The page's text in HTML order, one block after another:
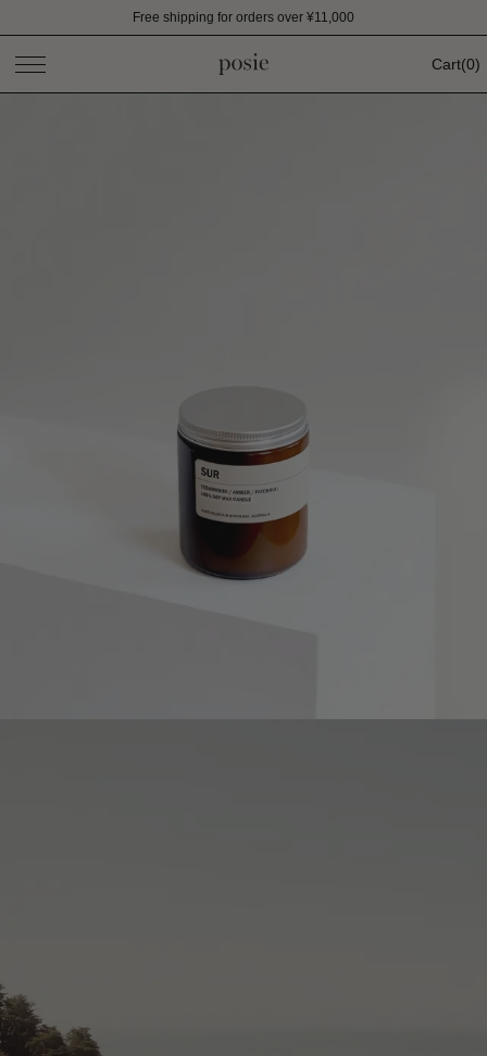
Free shipping for orders over ¥11,000
Cart(0)